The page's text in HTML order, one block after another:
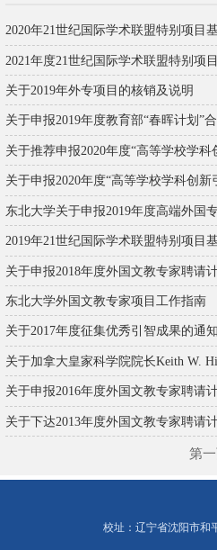
2020年21世纪国际学术联盟特别项目
2021年度21世纪国际学术联盟特别项
关于2019年外专项目的核销及说明
关于申报2019年度教育部“春晖计划”
关于推荐申报2020年度“高等学校学
关于申报2020年度“高等学校学科创新
东北大学关于申报2019年度高端外国
2019年21世纪国际学术联盟特别项目
关于申报2018年度外国文教专家聘请
东北大学外国文教专家项目工作指南
关于2017年度征集优秀引智成果的通知
关于加拿大皇家科学院院长Keith W.
关于申报2016年度外国文教专家聘请
关于下达2013年度外国文教专家聘请
第
校址：辽宁省沈阳市和